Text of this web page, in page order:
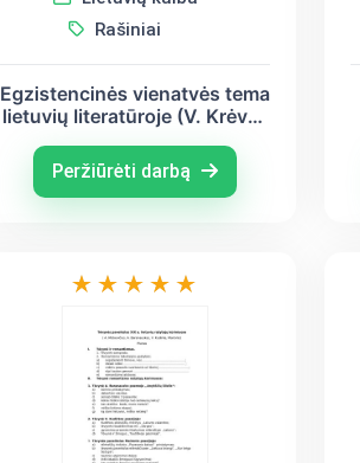
Rašiniai
Egzistencinės vienatvės tema
lietuvių literatūroje (V. Krėvė-
Justinas Marcinkevičius)
Peržiūrėti darbą